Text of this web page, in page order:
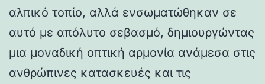
αλπικό τοπίο, αλλά ενσωματώθηκαν σε
αυτό με απόλυτο σεβασμό, δημιουργώντας
μια μοναδική οπτική αρμονία ανάμεσα στις
ανθρώπινες κατασκευές και τις